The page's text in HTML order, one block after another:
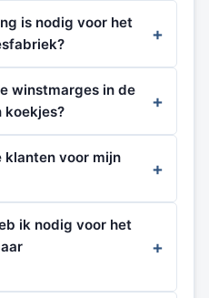
is nodig voor het
winstmarges in de
koekjes?
klanten voor mijn
ik nodig voor het